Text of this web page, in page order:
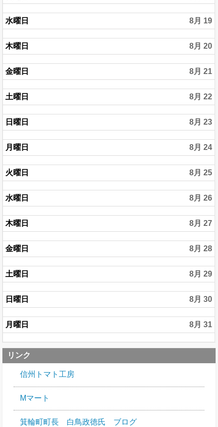
水曜日 8月 19
木曜日 8月 20
金曜日 8月 21
土曜日 8月 22
日曜日 8月 23
月曜日 8月 24
火曜日 8月 25
水曜日 8月 26
木曜日 8月 27
金曜日 8月 28
土曜日 8月 29
日曜日 8月 30
月曜日 8月 31
リンク
信州トマト工房
Mマート
箕輪町町長 白鳥政徳氏 ブログ